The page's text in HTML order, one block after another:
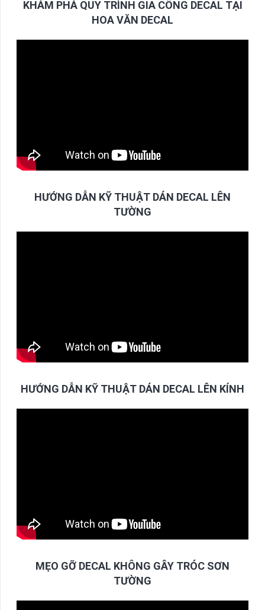
KHÁM PHÁ QUY TRÌNH GIA CÔNG DECAL TẠI
HOA VĂN DECAL
HƯỚNG DẪN KỸ THUẬT DÁN DECAL LÊN
TƯỜNG
HƯỚNG DẪN KỸ THUẬT DÁN DECAL LÊN KÍNH
MẸO GỠ DECAL KHÔNG GÂY TRÓC SƠN
TƯỜNG